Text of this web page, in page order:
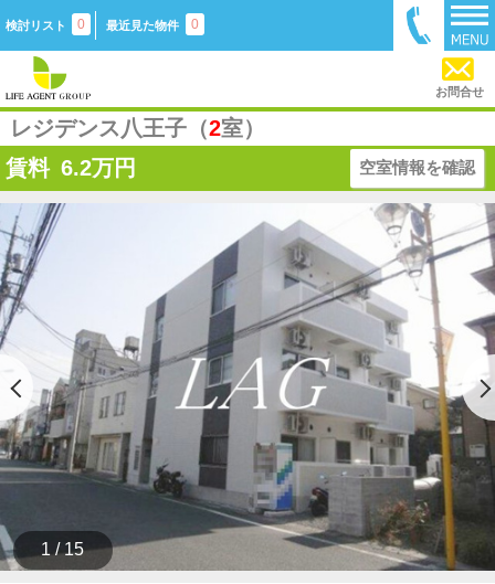
検討リスト 0 最近見た物件 0
お問合せ
レジデンス八王子（2室）
賃料 6.2万円 空室情報を確認
1 / 15